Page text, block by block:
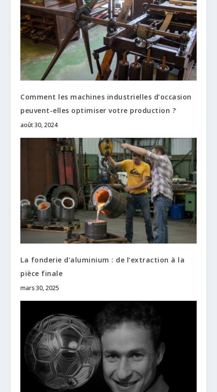
Comment les machines industrielles d’occasion
peuvent-elles optimiser votre production ?
août 30, 2024
La fonderie d’aluminium : de l’extraction à la
pièce finale
mars 30, 2025